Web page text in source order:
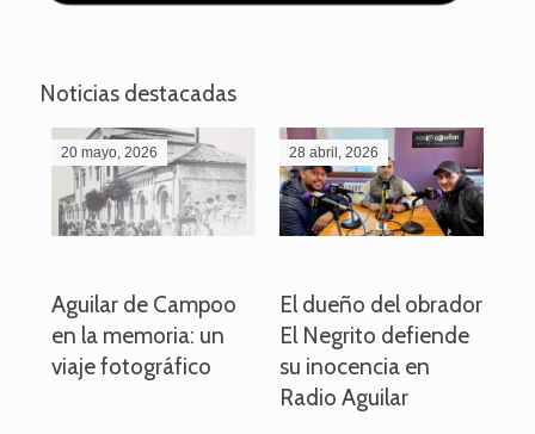
Noticias destacadas
20 mayo, 2026
Aguilar de Campoo
en la memoria: un
viaje fotográfico
28 abril, 2026
El dueño del obrador
El Negrito defiende
su inocencia en
Radio Aguilar